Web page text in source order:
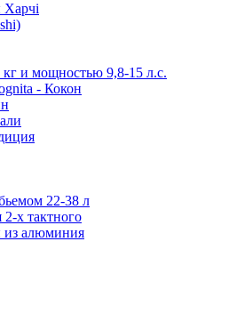
и мощностью 9,8-15 л.с.
- Кокон
22-38 л
х тактного
из алюминия